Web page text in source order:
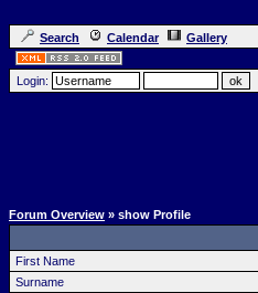
Search Calendar
Gallery
Login:
Forum Overview » show Profile
First Name
Surname